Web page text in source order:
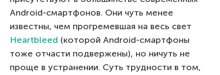
Android-смартфонов. Они чуть менее
известны, чем прогремевшая на весь свет
Heartbleed (которой Android-смартфоны
тоже отчасти подвержены), но ничуть не
проще в устранении. Суть трудности в том,